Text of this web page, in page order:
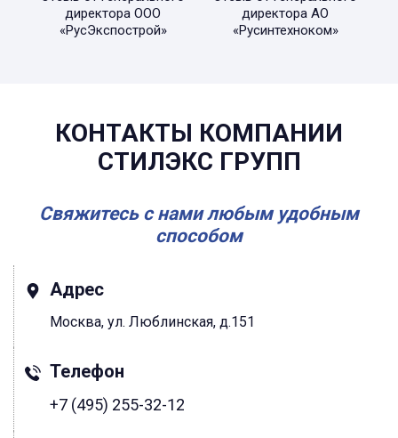
директора ООО
«РусЭкспострой»
директора АО
«Русинтехноком»
КОНТАКТЫ КОМПАНИИ
СТИЛЭКС ГРУПП
Свяжитесь с нами любым удобным
способом
Адрес
Москва, ул. Люблинская, д.151
Телефон
+7 (495) 255-32-12